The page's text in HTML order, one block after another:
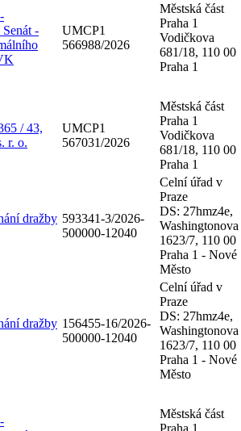
-
UMCP1
566988/2026
Městská část
Praha 1
Vodičkova
681/18, 110 00
Praha 1
/ 43,
r. o.
UMCP1
567031/2026
Městská část
Praha 1
Vodičkova
681/18, 110 00
Praha 1
dražby 593341-3/2026-
500000-12040
Celní úřad v
Praze
DS: 27hmz4e,
Washingtonova
1623/7, 110 00
Praha 1 - Nové
Město
dražby 156455-16/2026-
500000-12040
Celní úřad v
Praze
DS: 27hmz4e,
Washingtonova
1623/7, 110 00
Praha 1 - Nové
Město
Městská část
Praha 1